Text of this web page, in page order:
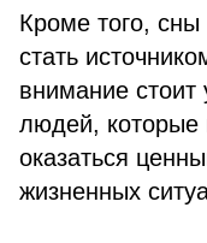
Кроме того,
стать
внимание
людей, которые
оказаться
жизненных